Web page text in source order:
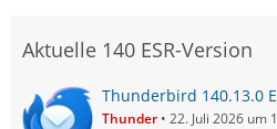
Aktuelle 140 ESR-Version
Thunderbird 140.13.0
Thunder 22. Juli 2026 um